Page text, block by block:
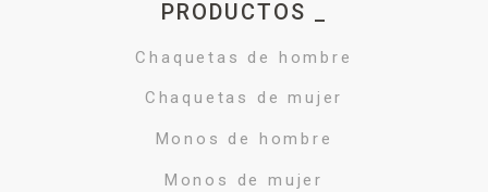
PRODUCTOS _
Chaquetas de hombre
Chaquetas de mujer
Monos de hombre
Monos de mujer